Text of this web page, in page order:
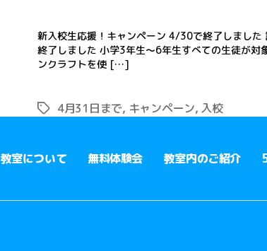
新入校生応援！キャンペーン 4/30で終了しまし
終了しました 小学3年生〜6年生すべての生徒が
ンクラフトを使 […]
4月31日まで, キャンペーン, 入校
教室について 無料体験会 教室内のご紹介